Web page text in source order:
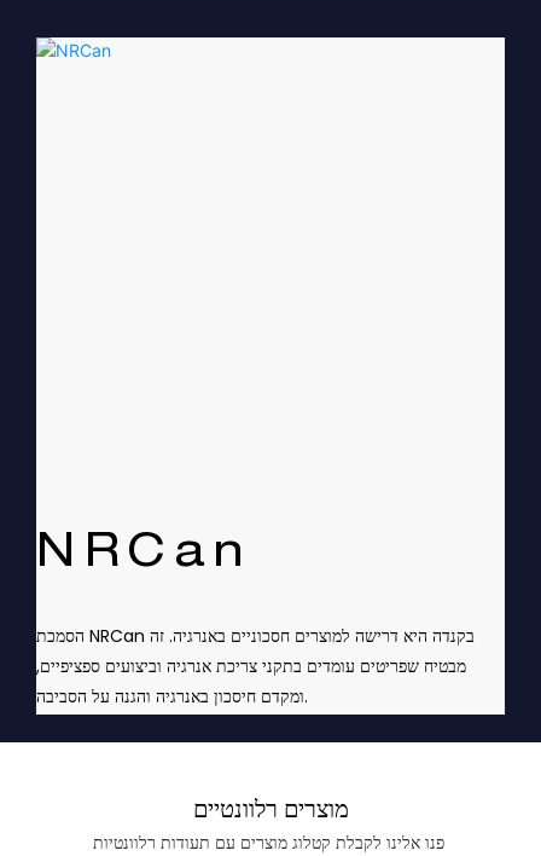
NRCan
הסמכת NRCan בקנדה היא דרישה למוצרים חסכוניים באנרגיה. זה
מבטיח שפריטים עומדים בתקני צריכת אנרגיה וביצועים ספציפיים,
ומקדם חיסכון באנרגיה והגנה על הסביבה.
מוצרים רלוונטיים
פנו אלינו לקבלת קטלוג מוצרים עם תעודות רלוונטיות